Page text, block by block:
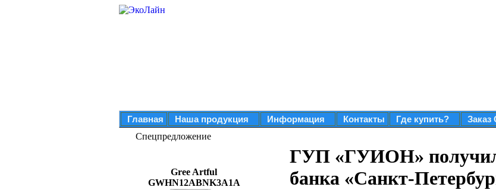
Главная Наша продукция Информация Контакты Где купить?
Заказ
Спецпредложение
Gree Artful
GWHN12ABNK3A1A
ГУП «ГУИОН»
банка «Санкт-